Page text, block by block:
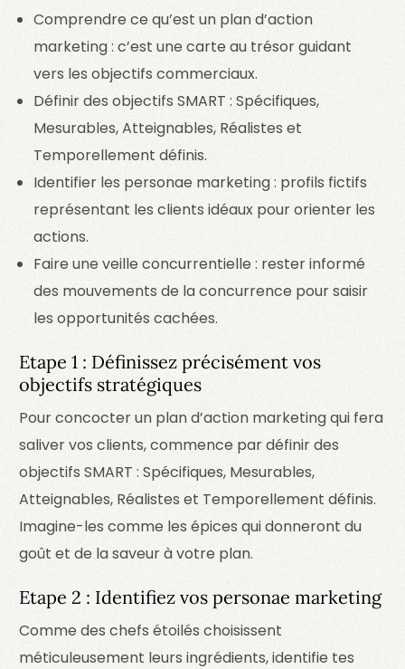
Comprendre ce qu’est un plan d’action
marketing : c’est une carte au trésor guidant
vers les objectifs commerciaux.
Définir des objectifs SMART : Spécifiques,
Mesurables, Atteignables, Réalistes et
Temporellement définis.
Identifier les personae marketing : profils fictifs
représentant les clients idéaux pour orienter les
actions.
Faire une veille concurrentielle : rester informé
des mouvements de la concurrence pour saisir
les opportunités cachées.
Etape 1 : Définissez précisément vos
objectifs stratégiques
Pour concocter un plan d’action marketing qui fera
saliver vos clients, commence par définir des
objectifs SMART : Spécifiques, Mesurables,
Atteignables, Réalistes et Temporellement définis.
Imagine-les comme les épices qui donneront du
goût et de la saveur à votre plan.
Etape 2 : Identifiez vos personae marketing
Comme des chefs étoilés choisissent
méticuleusement leurs ingrédients, identifie tes